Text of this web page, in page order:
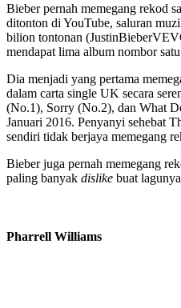
Bieber pernah memegang rekod
ditonton di YouTube, saluran
bilion tontonan
mendapat lima album nombor
Dia menjadi yang pertama
dalam carta single UK secara
(No.1), Sorry (No.2), dan What
Januari 2016. Penyanyi sehebat
sendiri tidak berjaya memegang
Bieber juga pernah memegang
paling banyak dislike buat
Pharrell Williams